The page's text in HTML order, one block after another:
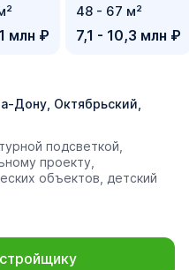
млн ₽
48 - 67 м²
7,1 - 10,3 млн ₽
Дону, Октябрьский,
подсветкой,
проекту,
объектов, детский